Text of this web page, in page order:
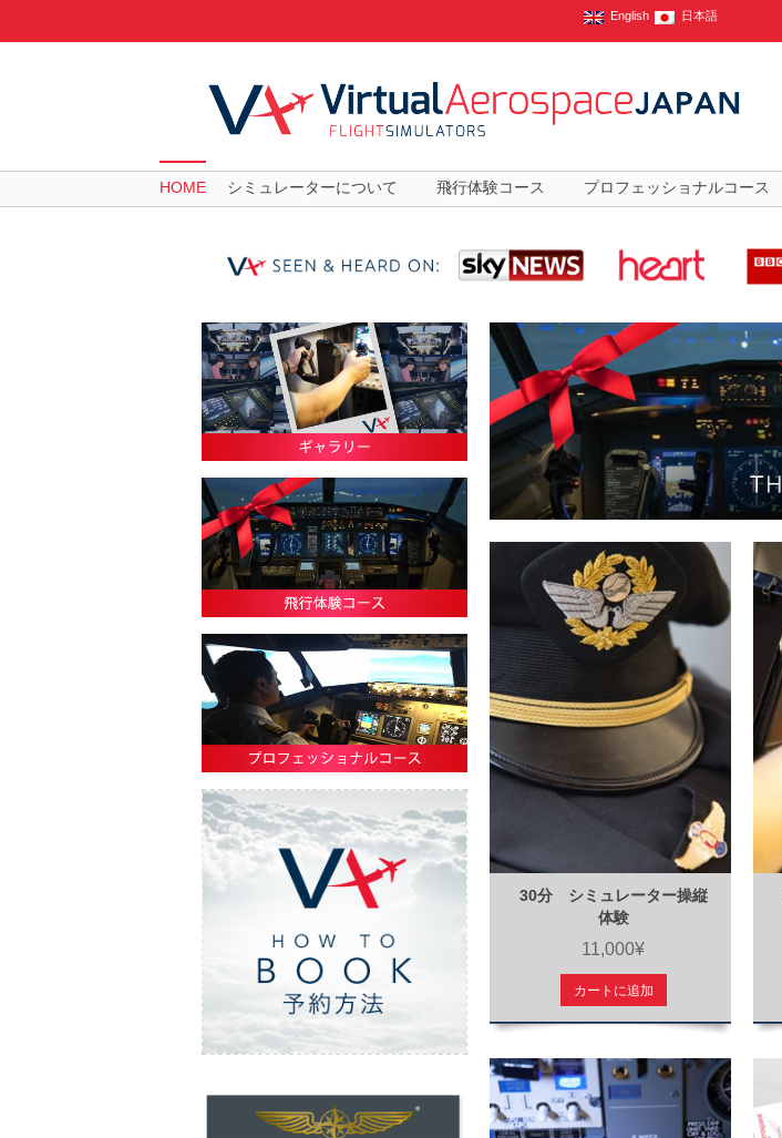
English 日本語
HOME シミュレーターについて 飛行体験コース プロフェッショナルコース
ご予約方法
30分 シミュレーター操縦
体験
11,000¥
カートに追加